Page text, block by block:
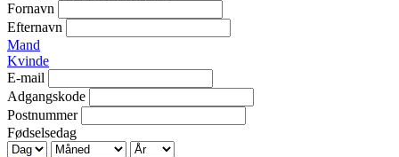
Fornavn
Efternavn
Mand
Kvinde
E-mail
Adgangskode
Postnummer
Fødselsedag